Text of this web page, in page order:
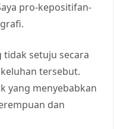
pro-kepositifan-
tidak setuju secara
tersebut.
yang menyebabkan
dan